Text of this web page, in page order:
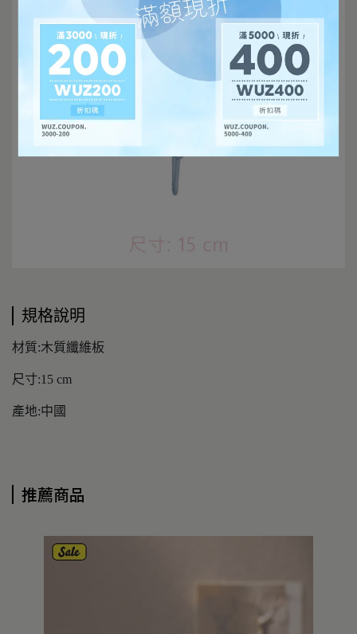
規格說明
材質:木質纖維板
尺寸:15 cm
產地:中國
推薦商品